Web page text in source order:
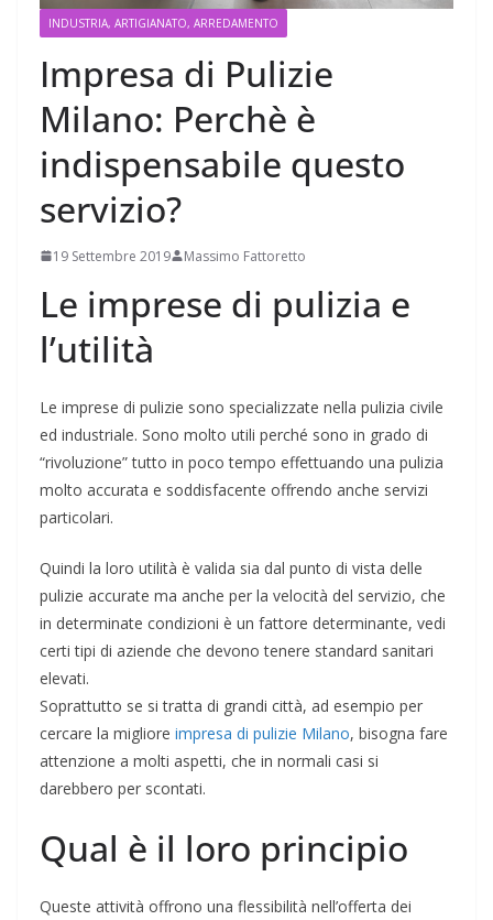
INDUSTRIA, ARTIGIANATO, ARREDAMENTO
Impresa di Pulizie
Milano: Perchè è
indispensabile questo
servizio?
19 Settembre 2019 Massimo Fattoretto
Le imprese di pulizia e
l’utilità
Le imprese di pulizie sono specializzate nella pulizia civile
ed industriale. Sono molto utili perché sono in grado di
“rivoluzione” tutto in poco tempo effettuando una pulizia
molto accurata e soddisfacente offrendo anche servizi
particolari.
Quindi la loro utilità è valida sia dal punto di vista delle
pulizie accurate ma anche per la velocità del servizio, che
in determinate condizioni è un fattore determinante, vedi
certi tipi di aziende che devono tenere standard sanitari
elevati.
Soprattutto se si tratta di grandi città, ad esempio per
cercare la migliore impresa di pulizie Milano, bisogna fare
attenzione a molti aspetti, che in normali casi si
darebbero per scontati.
Qual è il loro principio
Queste attività offrono una flessibilità nell’offerta dei